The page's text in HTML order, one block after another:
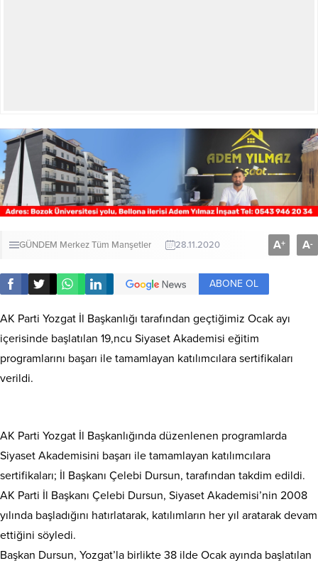
GÜNDEM MerkezTüm Manşetler 28.11.2020 A+ A-
ABONE OL
AK Parti Yozgat İl Başkanlığı tarafından geçtiğimiz Ocak ayı
içerisinde başlatılan 19,ncu Siyaset Akademisi eğitim
programlarını başarı ile tamamlayan katılımcılara sertifikaları
verildi.
AK Parti Yozgat İl Başkanlığında düzenlenen programlarda
Siyaset Akademisini başarı ile tamamlayan katılımcılara
sertifikaları; İl Başkanı Çelebi Dursun, tarafından takdim edildi.
AK Parti İl Başkanı Çelebi Dursun, Siyaset Akademisi’nin 2008
yılında başladığını hatırlatarak, katılımların her yıl aratarak devam
ettiğini söyledi.
Başkan Dursun, Yozgat’la birlikte 38 ilde Ocak ayında başlatılan